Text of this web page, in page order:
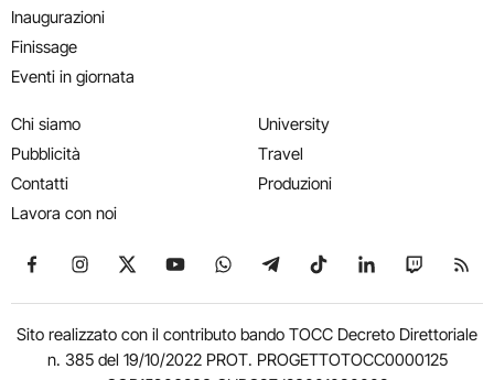
Inaugurazioni
Finissage
Eventi in giornata
Chi siamo
Pubblicità
Contatti
Lavora con noi
University
Travel
Produzioni
Seguici su Facebook
Seguici su Instagram
Seguici su X
Seguici su YouTube
Seguici su WhatsApp
Seguici su Telegram
Seguici su TikTok
Seguici su
Seguici
Sito realizzato con il contributo bando TOCC Decreto Direttoriale
n. 385 del 19/10/2022 PROT. PROGETTOTOCC0000125